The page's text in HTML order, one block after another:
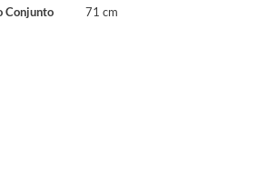
Colchão Mola Prolastic Prodormir Manchester é
suas noites com o suporte inabalável e o
Conjunto 71 cm